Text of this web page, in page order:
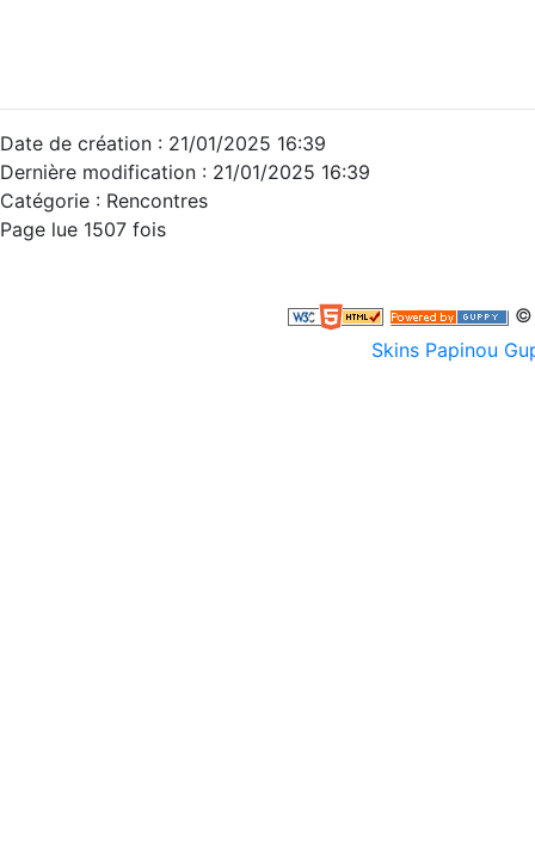
Date de création : 21/01/2025 16:39
Dernière modification : 21/01/2025 16:39
Catégorie : Rencontres
Page lue 1507 fois
©
Skins Papinou